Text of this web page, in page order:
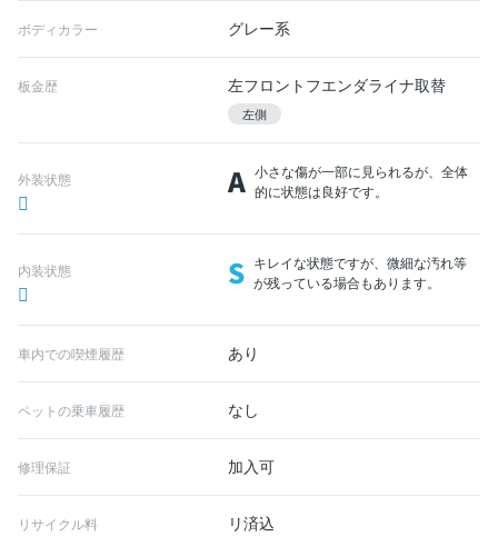
ボディカラー グレー系
板金歴 左フロントフエンダライナ取替
左側
外装状態 A 小さな傷が一部に見られるが、全体
的に状態は良好です。
内装状態 S キレイな状態ですが、微細な汚れ等
が残っている場合もあります。
車内での喫煙履歴 あり
ペットの乗車履歴 なし
修理保証 加入可
リサイクル料 リ済込